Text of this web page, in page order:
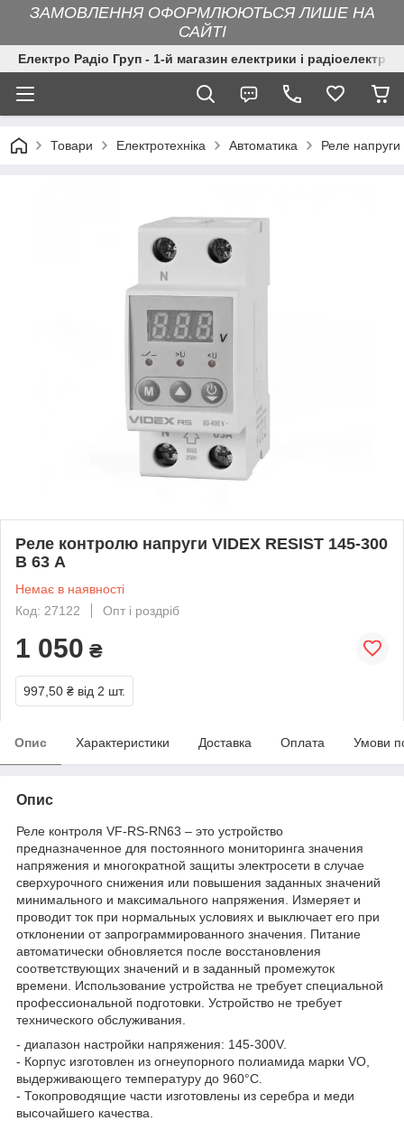
ЗАМОВЛЕННЯ ОФОРМЛЮЮТЬСЯ ЛИШЕ НА
САЙТІ
Електро Радіо Груп - 1-й магазин електрики і
Товари Електротехніка Автоматика Реле
Реле контролю напруги VIDEX RESIST 145-300
В 63 А
Немає в наявності
Код: 27122
Опт і роздріб
1 050 ₴
997,50 ₴ від 2 шт.
Опис Характеристики Доставка Оплата Умови
Опис
Реле контроля VF-RS-RN63 – это устройство
предназначенное для постоянного мониторинга значения
напряжения и многократной защиты электросети в случае
сверхурочного снижения или повышения заданных значений
минимального и максимального напряжения. Измеряет и
проводит ток при нормальных условиях и выключает его при
отклонении от запрограммированного значения. Питание
автоматически обновляется после восстановления
соответствующих значений и в заданный промежуток
времени. Использование устройства не требует специальной
профессиональной подготовки. Устройство не требует
технического обслуживания.
- диапазон настройки напряжения: 145-300V.
- Корпус изготовлен из огнеупорного полиамида марки VO,
выдерживающего температуру до 960°С.
- Токопроводящие части изготовлены из серебра и меди
высочайшего качества.